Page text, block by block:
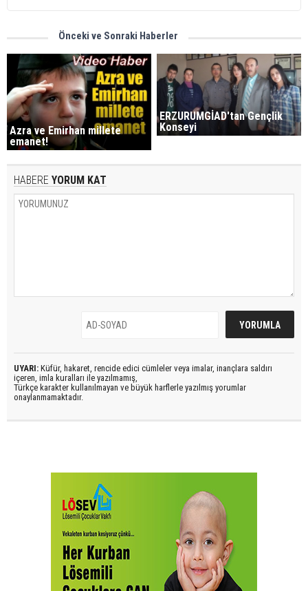
Önceki ve Sonraki Haberler
Azra ve Emirhan millete
emanet!
ERZURUMGİAD'tan Gençlik
Konseyi
HABERE YORUM KAT
UYARI: Küfür, hakaret, rencide edici cümleler veya imalar, inançlara saldırı
içeren, imla kuralları ile yazılmamış,
Türkçe karakter kullanılmayan ve büyük harflerle yazılmış yorumlar
onaylanmamaktadır.